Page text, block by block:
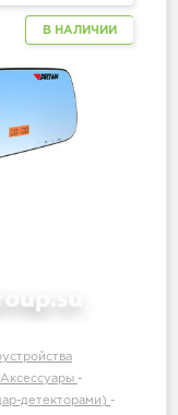
В НАЛИЧИИ
-
детекторами) -